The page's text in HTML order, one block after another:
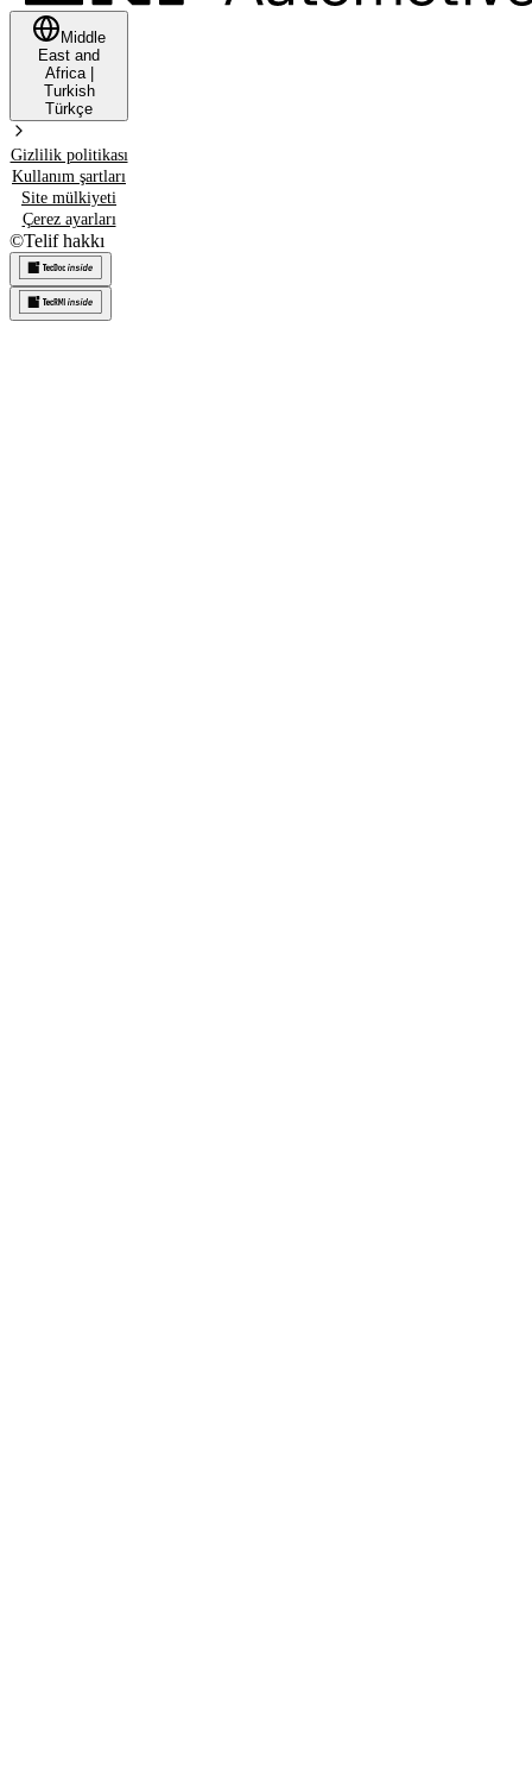
Middle
East and
Africa|
Turkish
Türkçe
Gizlilik politikası
Kullanım şartları
Site mülkiyeti
Çerez ayarları
©Telif hakkı